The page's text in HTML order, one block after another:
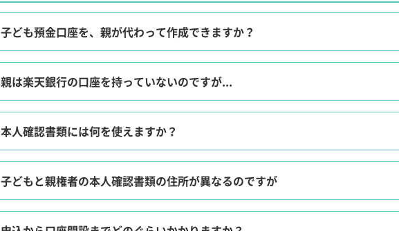
子ども預金口座を、親が代わって作成できますか？
親は楽天銀行の口座を持っていないのですが...
本人確認書類には何を使えますか？
子どもと親権者の本人確認書類の住所が異なるのですが